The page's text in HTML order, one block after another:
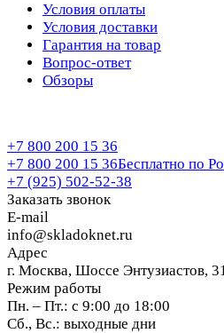
Условия оплаты
Условия доставки
Гарантия на товар
Вопрос-ответ
Обзоры
+7 800 200 15 36
+7 800 200 15 36Бесплатно по
+7 (925) 502-52-38
Заказать звонок
E-mail
info@skladoknet.ru
Адрес
г. Москва, Шоссе Энтузиастов,
Режим работы
Пн. – Пт.: с 9:00 до 18:00
Сб., Вс.: выходные дни